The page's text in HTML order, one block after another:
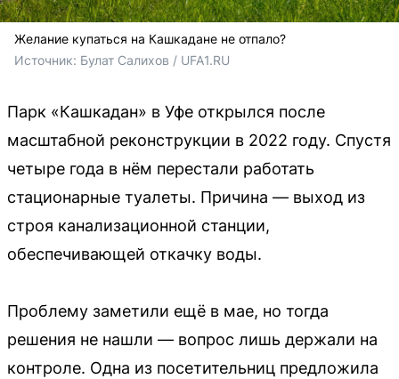
Желание купаться на Кашкадане не отпало?
Источник: Булат Салихов / UFA1.RU
Парк «Кашкадан» в Уфе открылся после
масштабной реконструкции в 2022 году. Спустя
четыре года в нём перестали работать
стационарные туалеты. Причина — выход из
строя канализационной станции,
обеспечивающей откачку воды.
Проблему заметили ещё в мае, но тогда
решения не нашли — вопрос лишь держали на
контроле. Одна из посетительниц предложила